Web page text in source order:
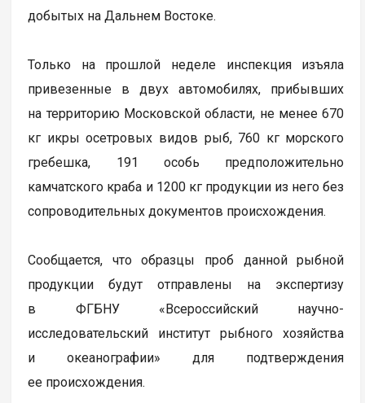
добытых на Дальнем Востоке.
Только на прошлой неделе инспекция изъяла
привезенные в двух автомобилях, прибывших
на территорию Московской области, не менее 670
кг икры осетровых видов рыб, 760 кг морского
гребешка, 191 особь предположительно
камчатского краба и 1200 кг продукции из него без
сопроводительных документов происхождения.
Сообщается, что образцы проб данной рыбной
продукции будут отправлены на экспертизу
в ФГБНУ «Всероссийский научно-
исследовательский институт рыбного хозяйства
и океанографии» для подтверждения
ее происхождения.